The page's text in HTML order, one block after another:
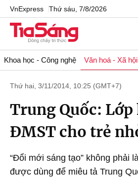
VnExpress Thứ sáu, 7/8/2026
Khoa học - Công nghệ Văn hoá - Xã hội
Thứ hai, 3/11/2014, 10:25 (GMT+7)
Trung Quốc: Lớp
ĐMST cho trẻ
“Đổi mới sáng tạo” không phải
được dùng để miêu tả Trung